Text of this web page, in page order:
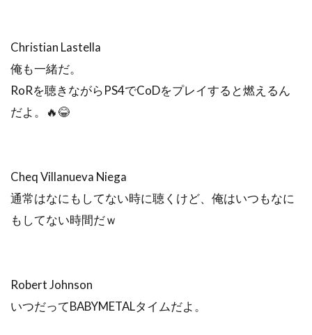
Christian Lastella
俺も一緒だ。
RoRを聴きながらPS4でCoDをプレイすると燃えるん
だよ。🔥😂
Cheq Villanueva Niega
通常はなにもしてない時に聴くけど、俺はいつもなに
もしてない時間だｗ
Robert Johnson
いつだってBABYMETALタイムだよ。